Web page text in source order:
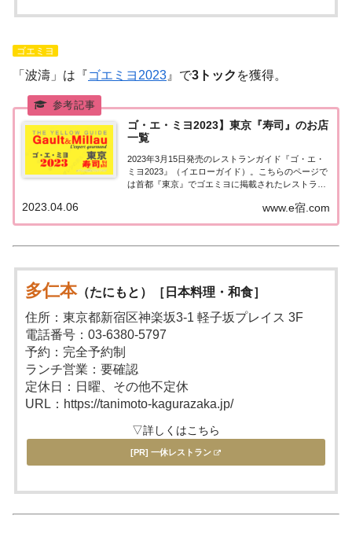
ゴエミヨ
「波濤」は『ゴエミヨ2023 』で3トック を獲得。
ゴ・エ・ミヨ2023】東京『寿司』のお店
一覧
2023年3月15日発売のレストランガイド『ゴ・エ・
ミヨ2023』（イエローガイド）。こちらのページで
は首都『東京』でゴエミヨに掲載されたレストラン
ミヨ2023『東京』寿司関東「東京エリア」で「ゴ・
エ・ミヨ2023」に掲載されたお店は...
www.e宿.com
2023.04.06
多仁本（たにもと）［日本料理・和食］
住所：東京都新宿区神楽坂3-1 軽子坂プレイス 3F
電話番号：03-6380-5797
予約：完全予約制
ランチ営業：要確認
定休日：日曜、その他不定休
URL：https://tanimoto-kagurazaka.jp/
▽詳しくはこちら
[PR] 一休レストラン